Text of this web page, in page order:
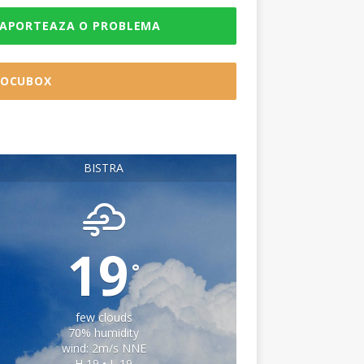
O PROBLEMA
BISTRA
19°
few clouds
70% humidity
wind: 2m/s NNE